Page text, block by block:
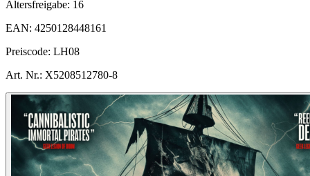
Altersfreigabe: 16
EAN: 4250128448161
Preiscode: LH08
Art. Nr.: X5208512780-8